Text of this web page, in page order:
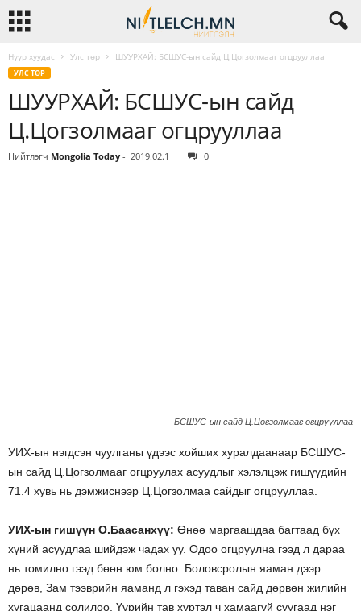
Нүүр хуудас Улс төр ШУУРХАЙ: БСШУС-ын сайд Ц.Цогзолмааг огцрууллаа
УЛС ТӨР
ШУУРХАЙ: БСШУС-ын сайд
Ц.Цогзолмааг огцрууллаа
Нийтлэгч Mongolia Today - 2019.02.1 0
БСШУС-ын сайд Ц.Цогзолмааг огцрууллаа
УИХ-ын нэгдсэн чуулганы үдээс хойших хуралдаанаар БСШУС-
ын сайд Ц.Цогзолмааг огцруулах асуудлыг хэлэлцэж гишүүдийн
71.4 хувь нь дэмжиснээр Ц.Цогзолмаа сайдыг огцрууллаа.
УИХ-ын гишүүн О.Баасанхүү: Өнөө маргаашдаа багтаад бүх
хүний асуудлаа шийдэж чадах уу. Одоо огцруулна гээд л дараа
нь томилно гээд бөөн юм болно. Боловсролын яаман дээр
дөрөв, Зам тээврийн яаманд л гэхэд таван сайд дөрвөн жилийн
хугацаанд солилоо. Үүрийн тав хүртэл ч хамаагүй суугаад нэг